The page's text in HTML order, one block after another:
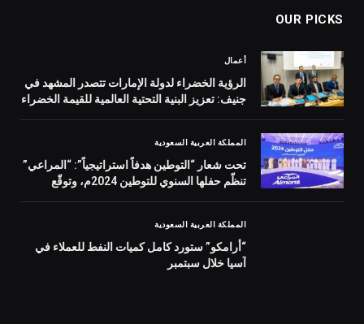
OUR PICKS
أعمال
الرؤية الخضراء لدولة الإمارات تتصدر المشهد في
جنيف: تعزيز البنية التحتية العالمية للقيمة الخضراء
الخير” 2026
المملكة العربية السعودية
تحت شعار “التوطين هدفاً استراتيجياً”: “المراعي”
تنظّم حفلها السنوي للتوطين 2024م، وتوقّع
المملكة العربية السعودية
“أرامكو” ستورد كامل كميات النفط للعملاء في
آسيا خلال سبتمبر